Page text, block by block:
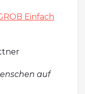
Einfach
auf